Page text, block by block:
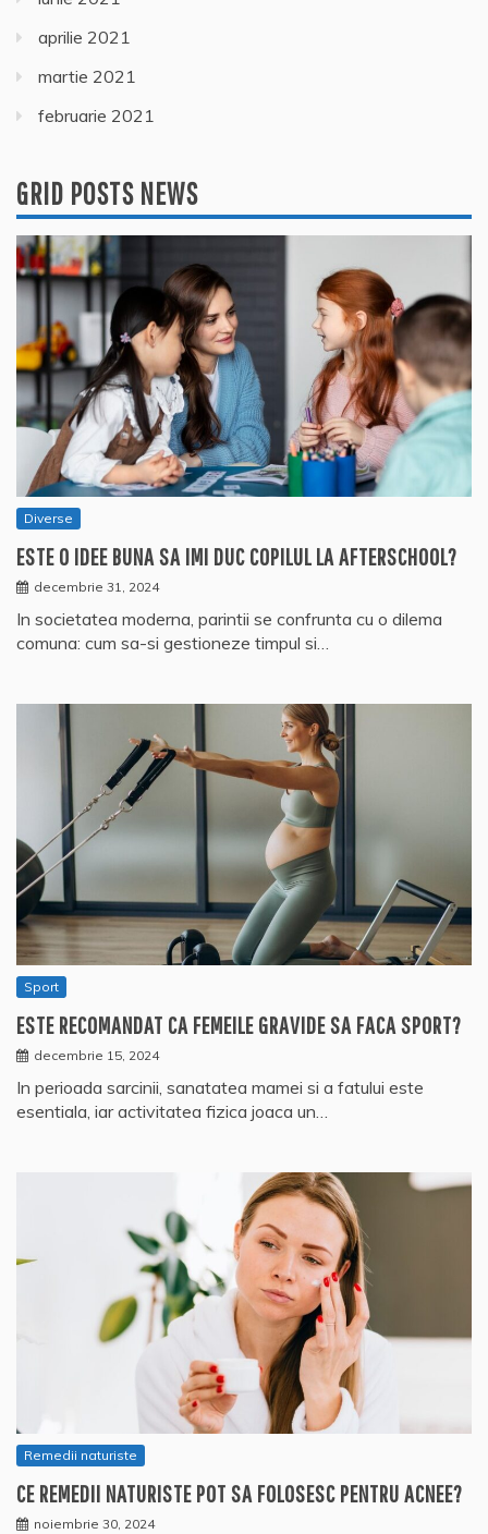
aprilie 2021
martie 2021
februarie 2021
GRID POSTS NEWS
Diverse
ESTE O IDEE BUNA SA IMI DUC COPILUL LA AFTERSCHOOL?
decembrie 31, 2024
In societatea moderna, parintii se confrunta cu o dilema
comuna: cum sa-si gestioneze timpul si…
Sport
ESTE RECOMANDAT CA FEMEILE GRAVIDE SA FACA SPORT?
decembrie 15, 2024
In perioada sarcinii, sanatatea mamei si a fatului este
esentiala, iar activitatea fizica joaca un…
Remedii naturiste
CE REMEDII NATURISTE POT SA FOLOSESC PENTRU ACNEE?
noiembrie 30, 2024